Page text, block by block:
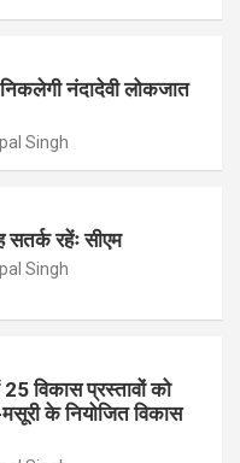
नंदादेवी लोकजात
Singh
सतर्क रहेंः सीएम
Singh
25 विकास प्रस्तावों को
के नियोजित विकास